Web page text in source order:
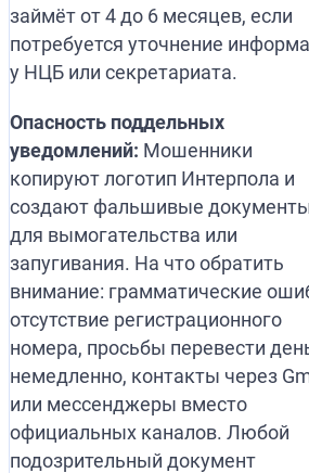
займёт от 4 до 6 месяцев, если
потребуется уточнение
у НЦБ или секретариата.
Опасность поддельных
уведомлений: Мошенники
копируют логотип Интерпола и
создают фальшивые
для вымогательства или
запугивания. На что обратить
внимание: грамматические
отсутствие регистрационного
номера, просьбы перевести
немедленно, контакты через
или мессенджеры вместо
официальных каналов. Любой
подозрительный документ